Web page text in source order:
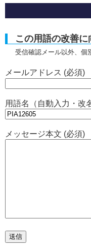
この用語の改善に
受信確認メール以外、個
メールアドレス (必須)
用語名（自動入力・改
メッセージ本文 (必須)